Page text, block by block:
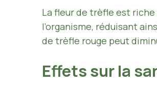
La fleur de trèfle est
l’organisme, réduisant
de trèfle rouge peut
Effets sur la